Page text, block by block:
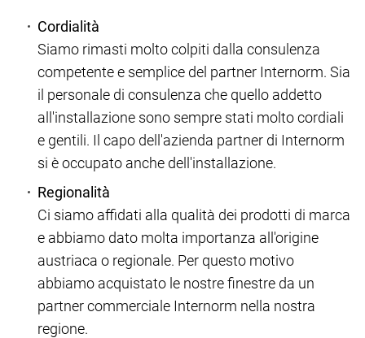
Cordialità
Siamo rimasti molto colpiti dalla consulenza
competente e semplice del partner Internorm. Sia
il personale di consulenza che quello addetto
all'installazione sono sempre stati molto cordiali
e gentili. Il capo dell'azienda partner di Internorm
si è occupato anche dell'installazione.
Regionalità
Ci siamo affidati alla qualità dei prodotti di marca
e abbiamo dato molta importanza all'origine
austriaca o regionale. Per questo motivo
abbiamo acquistato le nostre finestre da un
partner commerciale Internorm nella nostra
regione.